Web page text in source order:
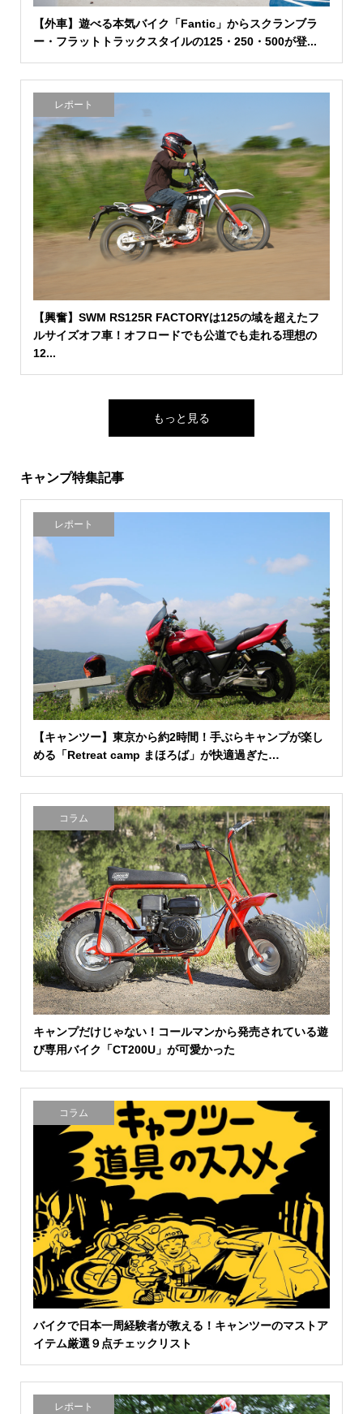
【外車】遊べる本気バイク「Fantic」からスクランブラ
ー・フラットトラックスタイルの125・250・500が登...
レポート
【興奮】SWM RS125R FACTORYは125の域を超えたフ
ルサイズオフ車！オフロードでも公道でも走れる理想の
12...
もっと見る
キャンプ特集記事
レポート
【キャンツー】東京から約2時間！手ぶらキャンプが楽し
める「Retreat camp まほろば」が快適過ぎた…
コラム
キャンプだけじゃない！コールマンから発売されている遊
び専用バイク「CT200U」が可愛かった
コラム
バイクで日本一周経験者が教える！キャンツーのマストア
イテム厳選９点チェックリスト
レポート